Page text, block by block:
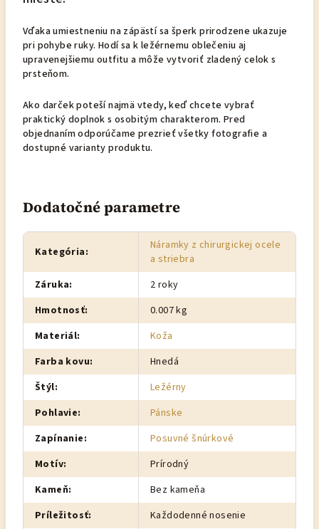
Vďaka umiestneniu na zápästí sa šperk prirodzene ukazuje
pri pohybe ruky. Hodí sa k ležérnemu oblečeniu aj
upravenejšiemu outfitu a môže vytvoriť zladený celok s
prsteňom.
Ako darček poteší najmä vtedy, keď chcete vybrať
praktický doplnok s osobitým charakterom. Pred
objednaním odporúčame prezrieť všetky fotografie a
dostupné varianty produktu.
Dodatočné parametre
Kategória:
Náramky z chirurgickej ocele
a striebra
Záruka:
2 roky
Hmotnosť:
0.007 kg
Materiál:
Koža
Farba kovu:
Hnedá
Štýl:
Ležérny
Pohlavie:
Pánske
Zapínanie:
Posuvné šnúrkové
Motív:
Prírodný
Kameň:
Bez kameňa
Príležitosť:
Každodenné nosenie